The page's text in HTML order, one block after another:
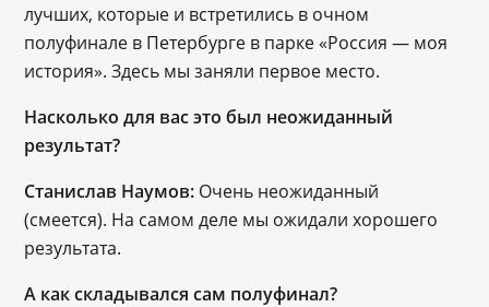
лучших, которые и встретились в очном
полуфинале в Петербурге в парке «Россия — моя
история». Здесь мы заняли первое место.
Насколько для вас это был неожиданный
результат?
Станислав Наумов: Очень неожиданный
(смеется). На самом деле мы ожидали хорошего
результата.
А как складывался сам полуфинал?